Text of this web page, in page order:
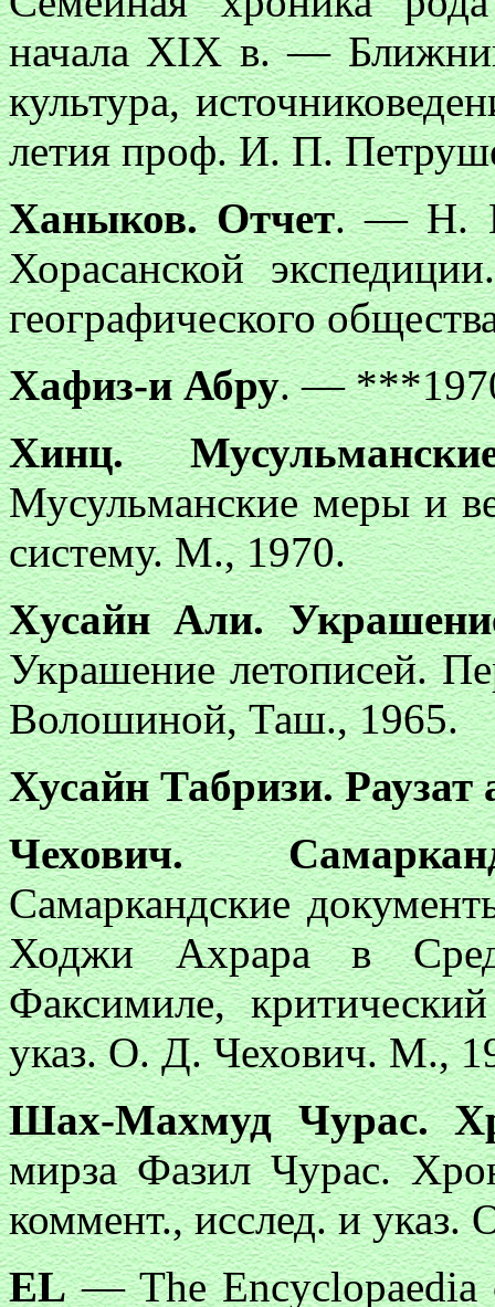
начала XIX в. —
культура,
летия проф. И. П.
Xаныков. Отчет. — Н. В.
Хорасанской
географического
Xафиз-и Абру. —
Xинц.
Мусульманские меры и
систему. М., 1970.
Xусайн Али.
Украшение летописей.
Волошиной, Таш., 1965.
Хусайн Табризи.
Чехович.
Самаркандские
Ходжи Ахрара в
Факсимиле,
указ. О. Д. Чехович. М.,
Шах-Махмуд Чурас.
мирза Фазил Чурас.
коммент., исслед. и
EL— The